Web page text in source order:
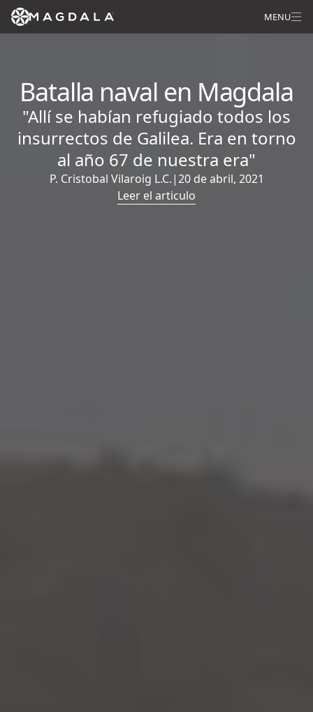
MENU
Batalla naval en Magdala
"Allí se habían refugiado todos los
insurrectos de Galilea. Era en torno
al año 67 de nuestra era"
P. Cristobal Vilaroig L.C.|20 de abril, 2021
Leer el articulo